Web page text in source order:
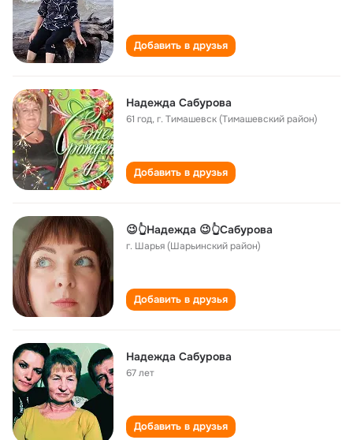
Добавить в друзья
Надежда Сабурова
61 год,г. Тимашевск (Тимашевский район)
Добавить в друзья
😉👆Надежда 😉👆Сабурова
г. Шарья (Шарьинский район)
Добавить в друзья
Надежда Сабурова
67 лет
Добавить в друзья